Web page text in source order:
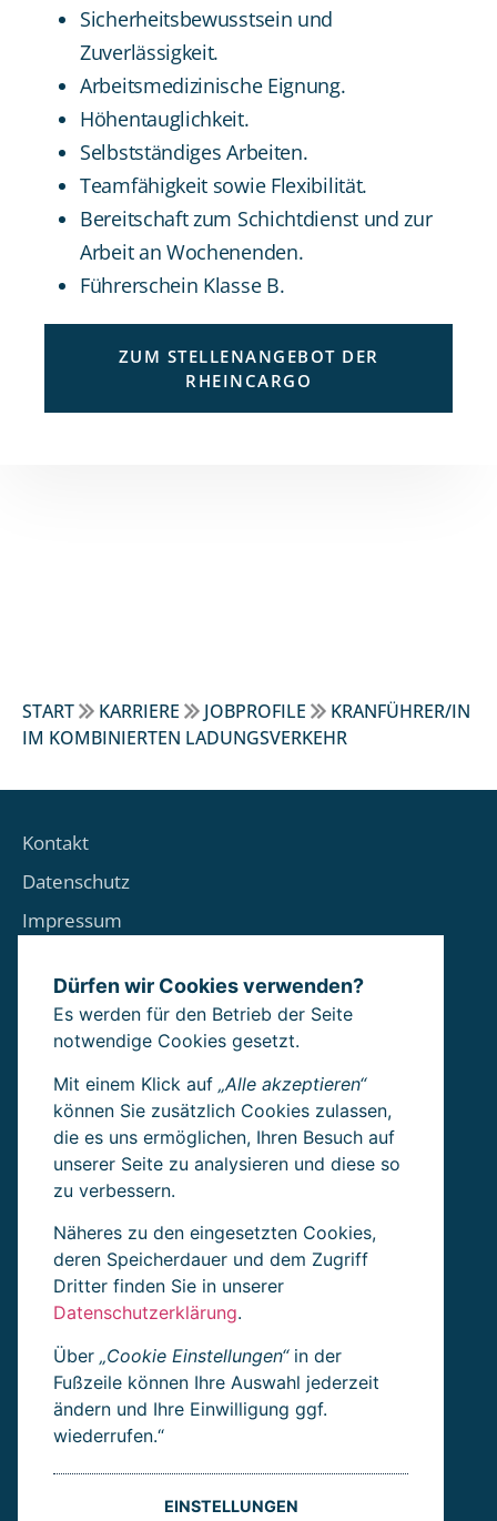
Dürfen wir Cookies verwenden?
Es werden für den Betrieb der Seite
notwendige Cookies gesetzt.
Mit einem Klick auf „Alle akzeptieren“
können Sie zusätzlich Cookies zulassen,
die es uns ermöglichen, Ihren Besuch auf
unserer Seite zu analysieren und diese so
zu verbessern.
Näheres zu den eingesetzten Cookies,
deren Speicherdauer und dem Zugriff
Dritter finden Sie in unserer
Datenschutzerklärung.
Über „Cookie Einstellungen“in der
Fußzeile können Ihre Auswahl jederzeit
ändern und Ihre Einwilligung ggf.
wiederrufen.“
EINSTELLUNGEN
Sicherheitsbewusstsein und
Zuverlässigkeit.
Arbeitsmedizinische Eignung.
Höhentauglichkeit.
Selbstständiges Arbeiten.
Teamfähigkeit sowie Flexibilität.
Bereitschaft zum Schichtdienst und zur
Arbeit an Wochenenden.
Führerschein Klasse B.
ZUM STELLENANGEBOT DER
RHEINCARGO
START KARRIERE JOBPROFILE
KRANFÜHRER/IN
IM KOMBINIERTEN LADUNGSVERKEHR
Kontakt
Datenschutz
Impressum
Cookie Einstellungen
RHEINCARGO IM SOCIAL WEB
Folgen Sie uns ins Social Web für News und
Jobangebote.
RheinCargo GmbH & Co. KG
eingetragen beim Amtsgericht Neuss
HRA 7150